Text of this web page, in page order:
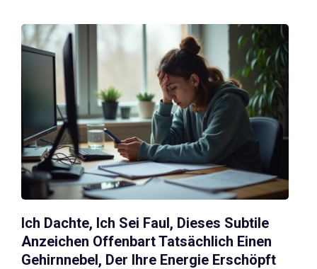
Ich Dachte, Ich Sei Faul, Dieses Subtile
Anzeichen Offenbart Tatsächlich Einen
Gehirnnebel, Der Ihre Energie Erschöpft